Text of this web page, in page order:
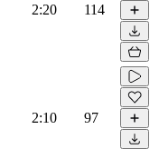
2:20 114
2:10 97